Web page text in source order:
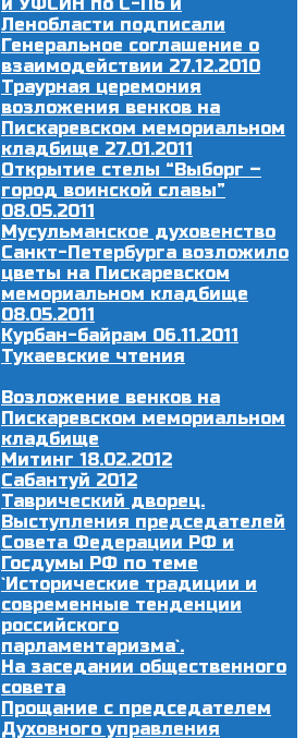
Ленобласти подписали
Генеральное соглашение о
взаимодействии 27.12.2010
Траурная церемония
возложения венков на
Пискаревском мемориальном
кладбище 27.01.2011
Открытие стелы “Выборг –
город воинской славы”
08.05.2011
Мусульманское духовенство
Санкт-Петербурга возложило
цветы на Пискаревском
мемориальном кладбище
08.05.2011
Курбан-байрам 06.11.2011
Тукаевские чтения
Возложение венков на
Пискаревском мемориальном
кладбище
Митинг 18.02.2012
Сабантуй 2012
Таврический дворец.
Выступления председателей
Совета Федерации РФ и
Госдумы РФ по теме
`Исторические традиции и
современные тенденции
российского
парламентаризма`.
На заседании общественного
совета
Прощание с председателем
Духовного управления